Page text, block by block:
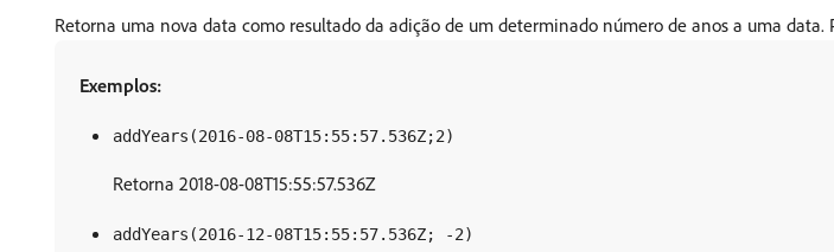
Retorna uma nova data como resultado da adição de um determinado número de anos a uma
Exemplos:
addYears(2016-08-08T15:55:57.536Z;2)
Retorna 2018-08-08T15:55:57.536Z
addYears(2016-12-08T15:55:57.536Z; -2)